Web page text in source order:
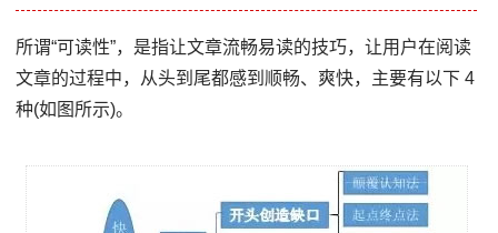
所谓“可读性”，是指让文章流畅易读的技巧，让用户在阅读
文章的过程中，从头到尾都感到顺畅、爽快，主要有以下 4
种(如图所示)。